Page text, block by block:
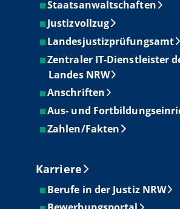
Staatsanwaltschaften
Justizvollzug
Landesjustizprüfungsamt
Zentraler IT-Dienstleister
Landes NRW
Anschriften
Aus- und
Zahlen/Fakten
Karriere
Berufe in der Justiz NRW